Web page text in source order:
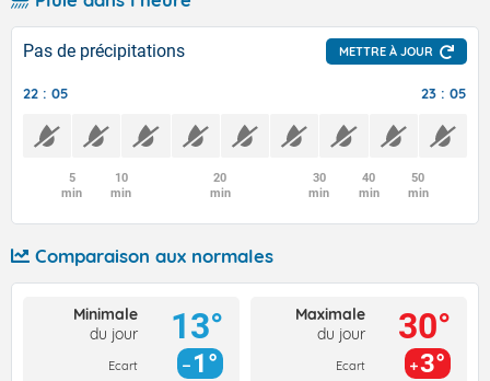
Pas de précipitations METTRE À JOUR
22 : 05 23 : 05
5
min
10
min
20
min
30
min
40
min
50
min
Comparaison aux normales
Minimale
du jour
Ecart
13°
1°
Maximale
du jour
Ecart
30°
3°